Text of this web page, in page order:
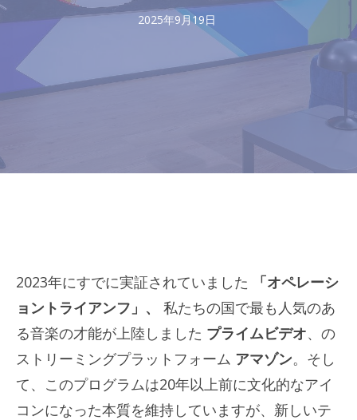
2025年9月19日
2023年にすでに実証されていました
「オペレーシ
ョントライアンフ」、
私たちの国で最も人気のあ
る音楽の才能が上陸しました プライムビデオ、の
ストリーミングプラットフォーム アマゾン。そし
て、このプログラムは20年以上前に文化的なアイ
コンになった本質を維持していますが、新しいテ